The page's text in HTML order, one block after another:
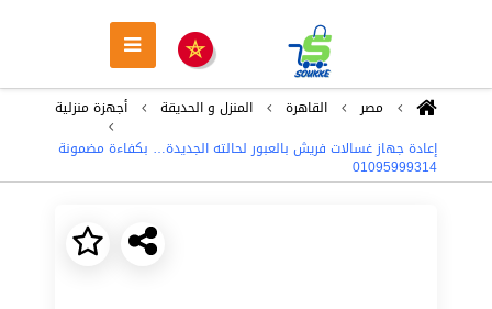
مصر القاهرة المنزل و الحديقة
أجهزة منزلية
إعادة جهاز غسالات فريش بالعبور لحالته الجديدة… بكفاءة مضمونة
01095999314